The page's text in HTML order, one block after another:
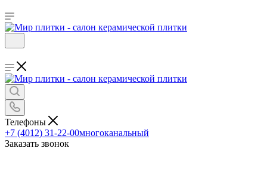
Телефоны
+7 (4012) 31-22-00многоканальный
Заказать звонок